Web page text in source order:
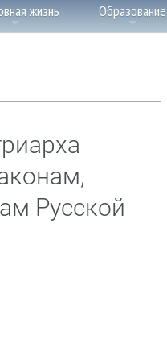
жизнь Образование
Русской